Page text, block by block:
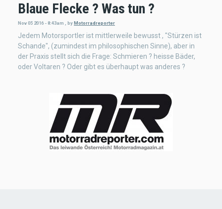
Blaue Flecke ? Was tun ?
Nov 05 2016 - 8:43am , by Motorradreporter
Jedem Motorsportler ist mittlerweile bewusst , "Stürzen ist
Schande", (zumindest im philosophischen Sinne), aber in
der Praxis stellt sich die Frage: Schmieren ? heisse Bäder,
oder Voltaren ? Oder gibt es überhaupt was anderes ?